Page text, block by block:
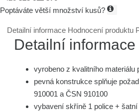
Poptáváte větší množství kusů?
Detailní informace Hodnocení produktu
Detailní informace
vyrobeno z kvalitního materiálu
pevná konstrukce splňuje
910001 a ČSN 910100
vybavení skříně 1 police + šatní